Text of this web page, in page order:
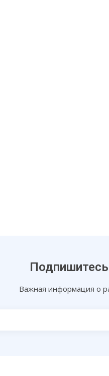
Важная информация о